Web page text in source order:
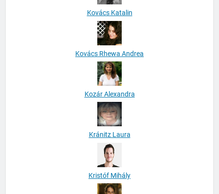
Kovács Katalin
Kovács Rhewa Andrea
Kozár Alexandra
Kránitz Laura
Kristóf Mihály